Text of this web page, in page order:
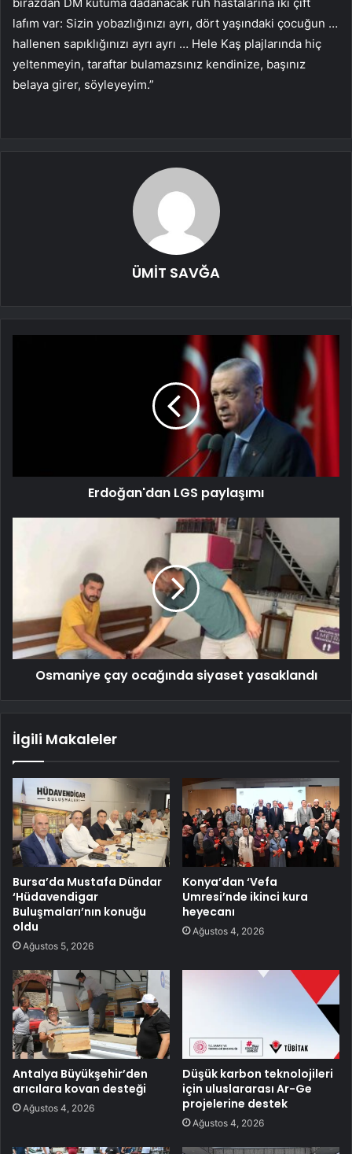
lafım var: Sizin yobazlığınızı ayrı, dört yaşındaki çocuğun …
hallenen sapıklığınızı ayrı ayrı … Hele Kaş plajlarında hiç
yeltenmeyin, taraftar bulamazsınız kendinize, başınız
belaya girer, söyleyeyim.”
ÜMİT SAVĞA
Erdoğan'dan LGS paylaşımı
Osmaniye çay ocağında siyaset yasaklandı
İlgili Makaleler
Bursa’da Mustafa Dündar
‘Hüdavendigar
Buluşmaları’nın konuğu
oldu
Ağustos 5, 2026
Konya’dan ‘Vefa
Umresi’nde ikinci kura
heyecanı
Ağustos 4, 2026
Antalya Büyükşehir’den
arıcılara kovan desteği
Ağustos 4, 2026
Düşük karbon teknolojileri
için uluslararası Ar-Ge
projelerine destek
Ağustos 4, 2026